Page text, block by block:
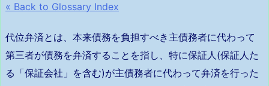
« Back to Glossary Index
代位弁済とは、本来債務を負担すべき主債務者に代わって
第三者が債務を弁済することを指し、特に保証人(保証人た
る「保証会社」を含む)が主債務者に代わって弁済を行った